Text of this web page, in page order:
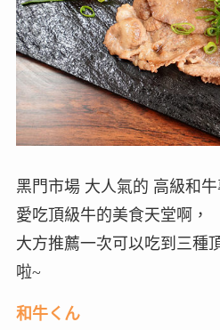
黑門市場 大人氣的 高級和
愛吃頂級牛的美食天堂啊，
大方推薦一次可以吃到三種
啦~
和牛くん